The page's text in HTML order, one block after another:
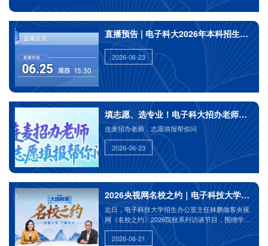
直播预告 | 电子科大2026年本科招生政策
2026-06-23
填志愿、选专业！电子科大招办老师正在解
连麦招办老师，志愿填报帮你问
2026-06-23
2026央视网名校之约｜电子科技大学2026
近日，电子科技大学招生办公室主任林鹏做客央视
网《名校之约》2026院校系列访谈节目，围绕学校
办学特色、AI赋能教育、产教融合实践以及2026年
招生政策进行了系统解读，助力考生和家长了解大
2026-06-21